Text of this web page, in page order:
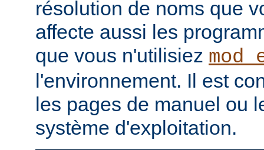
résolution de noms que
affecte aussi les
que vous n'utilisiez
l'environnement. Il est
les pages de manuel ou
système d'exploitation.